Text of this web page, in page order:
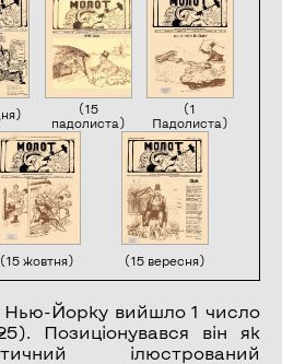
(15
падолиста)
(1
Падолиста)
(15 жовтня) (15 вересня)
Нью-Йорку вийшло 1 число
Позиціонувався він як
ілюстрований